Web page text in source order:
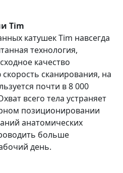
Tim
катушек Tim навсегда
технология,
качество
сканирования, на
почти в 8 000
всего тела устраняет
позиционировании
анатомических
больше
день.